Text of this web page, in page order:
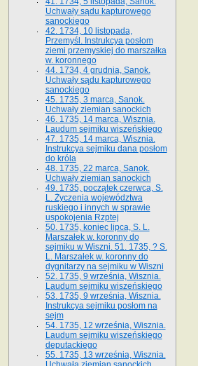
Uchwały sądu kapturowego
sanockiego
42. 1734, 10 listopada,
Przemyśl. Instrukcya posłom
ziemi przemyskiej do marszałka
w. koronnego
44. 1734, 4 grudnia, Sanok.
Uchwały sądu kapturowego
sanockiego
45. 1735, 3 marca, Sanok.
Uchwały ziemian sanockich
46. 1735, 14 marca, Wisznia.
Laudum sejmiku wiszeńskiego
47. 1735, 14 marca, Wisznia.
Instrukcya sejmiku dana posłom
do króla
48. 1735, 22 marca, Sanok.
Uchwały ziemian sanockich
49. 1735, początek czerwca, S.
L. Życzenia województwa
ruskiego i innych w sprawie
uspokojenia Rzptej
50. 1735, koniec lipca, S. L.
Marszałek w. koronny do
sejmiku w Wiszni. 51. 1735, ? S.
L. Marszałek w. koronny do
dygnitarzy na sejmiku w Wiszni
52. 1735, 9 września, Wisznia.
Laudum sejmiku wiszeńskiego
53. 1735, 9 września, Wisznia.
Instrukcya sejmiku posłom na
sejm
54. 1735, 12 września, Wisznia.
Laudum sejmiku wiszeńskiego
deputackiego
55. 1735, 13 września, Wisznia.